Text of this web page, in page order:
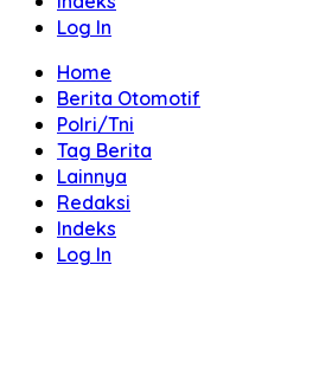
Log In
Home
Berita Otomotif
Polri/Tni
Tag Berita
Lainnya
Redaksi
Indeks
Log In